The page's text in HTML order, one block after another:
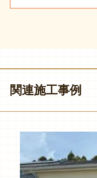
関連施工事例